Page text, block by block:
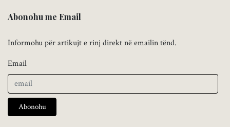
Abonohu me Email
Informohu për artikujt e rinj direkt në emailin tënd.
Email
Abonohu